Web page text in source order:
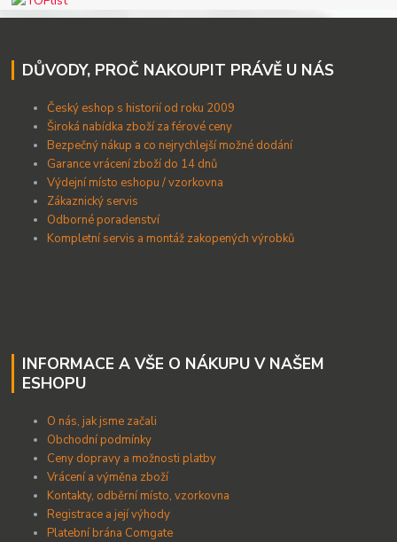
DŮVODY, PROČ NAKOUPIT PRÁVĚ U NÁS
Český eshop s historií od roku 2009
Široká nabídka zboží za férové ceny
Bezpečný nákup a co nejrychlejší možné dodání
Garance vrácení zboží do 14 dnů
Výdejní místo eshopu / vzorkovna
Zákaznický servis
Odborné poradenství
Kompletní servis a montáž zakopených výrobků
INFORMACE A VŠE O NÁKUPU V NAŠEM
ESHOPU
O nás, jak jsme začali
Obchodní podmínky
Ceny dopravy a možnosti platby
Vrácení a výměna zboží
Kontakty, odběrní místo, vzorkovna
Registrace a její výhody
Platební brána Comgate